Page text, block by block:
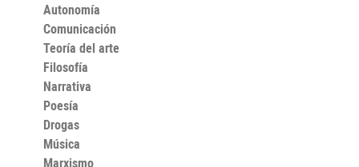
Autonomía
Comunicación
Teoría del arte
Filosofía
Narrativa
Poesía
Drogas
Música
Marxismo